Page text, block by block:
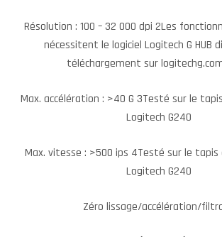
Résolution : 100 – 32 000 dpi 2Les
nécessitent le logiciel Logitech G HUB
téléchargement sur
Max. accélération : >40 G 3Testé sur le
Logitech G240
Max. vitesse : >500 ips 4Testé sur le tapis
Logitech G240
Zéro lissage/accélération/